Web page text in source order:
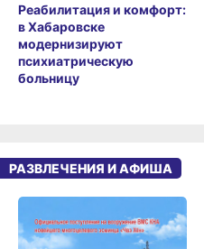
Реабилитация и комфорт:
в Хабаровске
модернизируют
психиатрическую
больницу
РАЗВЛЕЧЕНИЯ И АФИША